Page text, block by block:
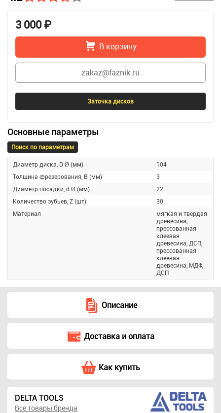
3 000 ₽
В корзину
zakaz@faznik.ru
Заточка дисков
Основные параметры
Поиск по параметрам
Диаметр диска, D Ø (мм)
104
Толщина фрезерования, B (мм)
3
Диаметр посадки, d Ø (мм)
22
Количество зубьев, Z (шт)
30
Материал
мягкая и твердая
древесина,
прессованная
клеевая
древесина, ДСП,
прессованная
клеевая
древесина, МДФ,
ДСП
Описание
Доставка и оплата
Как купить
DELTA TOOLS
Все товары бренда